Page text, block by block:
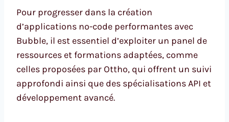
Pour progresser dans la création
d’applications no-code performantes avec
Bubble, il est essentiel d’exploiter un panel de
ressources et formations adaptées, comme
celles proposées par Ottho, qui offrent un suivi
approfondi ainsi que des spécialisations API et
développement avancé.